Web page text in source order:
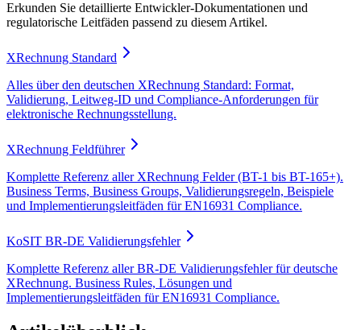
Erkunden Sie detaillierte Entwickler-Dokumentationen und
regulatorische Leitfäden passend zu diesem Artikel.
XRechnung Standard
Alles über den deutschen XRechnung Standard: Format,
Validierung, Leitweg-ID und Compliance-Anforderungen für
elektronische Rechnungsstellung.
XRechnung Feldführer
Komplette Referenz aller XRechnung Felder (BT-1 bis BT-165+).
Business Terms, Business Groups, Validierungsregeln, Beispiele
und Implementierungsleitfäden für EN16931 Compliance.
KoSIT BR-DE Validierungsfehler
Komplette Referenz aller BR-DE Validierungsfehler für deutsche
XRechnung. Business Rules, Lösungen und
Implementierungsleitfäden für EN16931 Compliance.